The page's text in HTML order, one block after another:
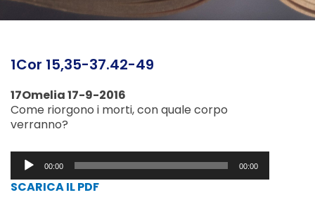
1Cor 15,35-37.42-49
17Omelia 17-9-2016
Come riorgono i morti, con quale corpo
verranno?
Audio
Player00:00 00:00
SCARICA IL PDF